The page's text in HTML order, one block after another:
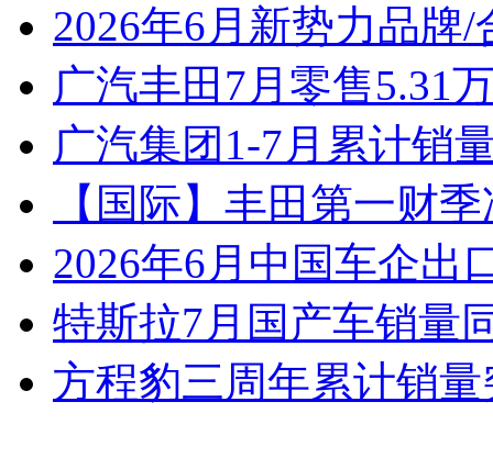
2026年6月新势力品牌
广汽丰田7月零售5.31
广汽集团1-7月累计销
【国际】丰田第一财
2026年6月中国车企出
特斯拉7月国产车销量
方程豹三周年累计销